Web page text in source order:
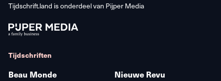
Tijdschrift.land is onderdeel van Pijper Media
Tijdschriften
Beau Monde
Nieuwe Revu